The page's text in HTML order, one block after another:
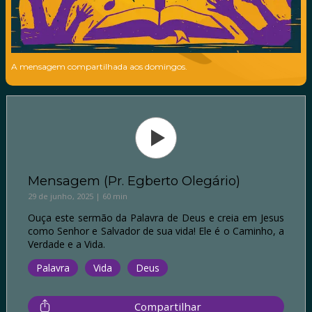
A mensagem compartilhada aos domingos.
Mensagem (Pr. Egberto Olegário)
29 de junho, 2025 | 60 min
Ouça este sermão da Palavra de Deus e creia em Jesus
como Senhor e Salvador de sua vida! Ele é o Caminho, a
Verdade e a Vida.
Palavra
Vida Deus
Compartilhar